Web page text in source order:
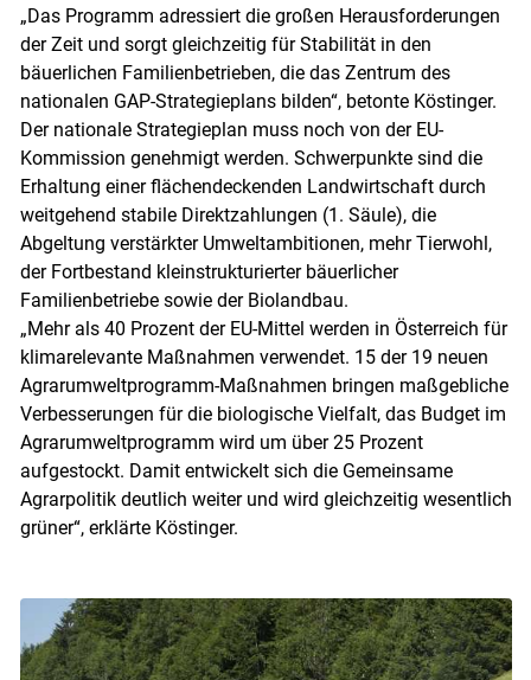
„Das Programm adressiert die großen Herausforderungen
der Zeit und sorgt gleichzeitig für Stabilität in den
bäuerlichen Familienbetrieben, die das Zentrum des
nationalen GAP-Strategieplans bilden“, betonte Köstinger.
Der nationale Strategieplan muss noch von der EU-
Kommission genehmigt werden. Schwerpunkte sind die
Erhaltung einer flächendeckenden Landwirtschaft durch
weitgehend stabile Direktzahlungen (1. Säule), die
Abgeltung verstärkter Umweltambitionen, mehr Tierwohl,
der Fortbestand kleinstrukturierter bäuerlicher
Familienbetriebe sowie der Biolandbau.
„Mehr als 40 Prozent der EU-Mittel werden in Österreich für
klimarelevante Maßnahmen verwendet. 15 der 19 neuen
Agrarumweltprogramm-Maßnahmen bringen maßgebliche
Verbesserungen für die biologische Vielfalt, das Budget im
Agrarumweltprogramm wird um über 25 Prozent
aufgestockt. Damit entwickelt sich die Gemeinsame
Agrarpolitik deutlich weiter und wird gleichzeitig wesentlich
grüner“, erklärte Köstinger.